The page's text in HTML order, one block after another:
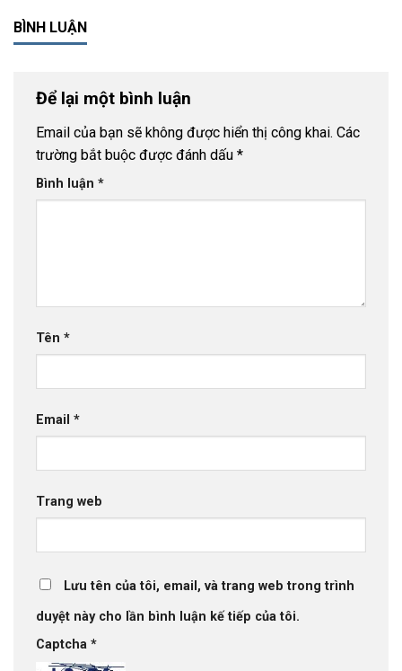
BÌNH LUẬN
Để lại một bình luận
Email của bạn sẽ không được hiển thị công khai. Các
trường bắt buộc được đánh dấu *
Bình luận *
Tên *
Email *
Trang web
Lưu tên của tôi, email, và trang web trong trình
duyệt này cho lần bình luận kế tiếp của tôi.
Captcha *